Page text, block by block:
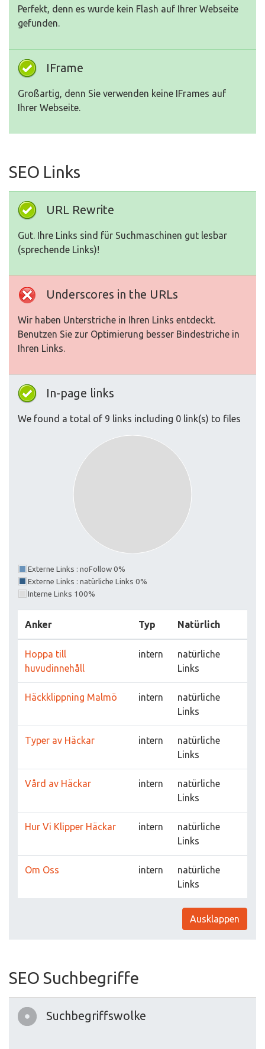
Perfekt, denn es wurde kein Flash auf Ihrer Webseite
gefunden.
IFrame
Großartig, denn Sie verwenden keine IFrames auf
Ihrer Webseite.
SEO Links
URL Rewrite
Gut. Ihre Links sind für Suchmaschinen gut lesbar
(sprechende Links)!
Underscores in the URLs
Wir haben Unterstriche in Ihren Links entdeckt.
Benutzen Sie zur Optimierung besser Bindestriche in
Ihren Links.
In-page links
We found a total of 9 links including 0 link(s) to files
Externe Links : noFollow 0%
Externe Links : natürliche Links 0%
Interne Links 100%
Anker Typ Natürlich
Hoppa till
huvudinnehåll
intern
natürliche
Links
Häckklippning Malmö intern
natürliche
Links
Typer av Häckar intern
natürliche
Links
Vård av Häckar intern
natürliche
Links
Hur Vi Klipper Häckar intern
natürliche
Links
Om Oss intern
natürliche
Links
Ausklappen
SEO Suchbegriffe
Suchbegriffswolke